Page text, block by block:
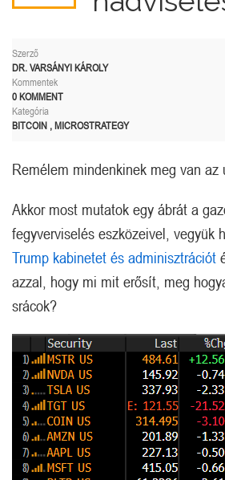
Szerző
DR. VARSÁNYI KÁROLY
Kommentek
0 KOMMENT
Kategória
BITCOIN , MICROSTRATEGY
Remélem mindenkinek meg van az
Akkor most mutatok egy ábrát a
fegyverviselés eszközeivel, vegyük
Trump kabinetet és adminisztrációt
azzal, hogy mi mit erősít, meg
srácok?